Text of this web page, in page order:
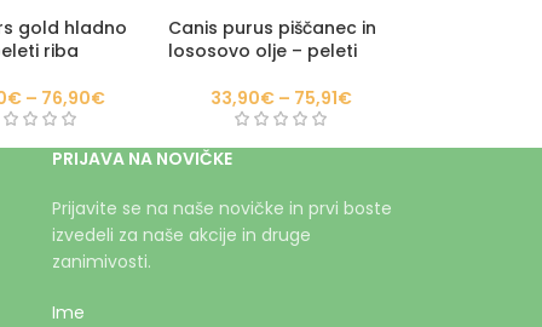
gold hladno
riba
€ – 76,90€
Canis purus piščanec in
lososovo olje – peleti
33,90€ – 75,91€
PRIJAVA NA NOVIČKE
Prijavite se na naše novičke in prvi boste
izvedeli za naše akcije in druge
zanimivosti.
Ime